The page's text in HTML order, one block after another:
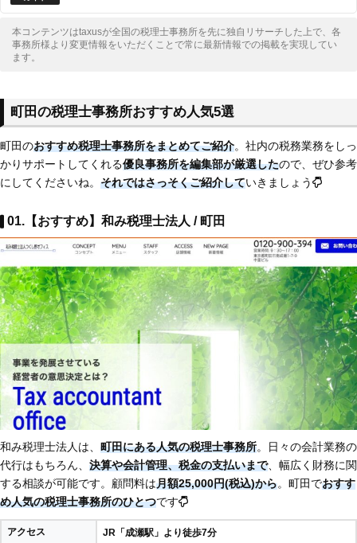
本コンテンツはtaxusが全国の税理士事務所を先に独自リサーチした上で、各
事務所様より変更情報をいただくことで常に最新情報での掲載を実現してい
ます。
町田の税理士事務所おすすめ人気5選
町田のおすすめ税理士事務所をまとめてご紹介。社内の税務業務をしっ
かりサポートしてくれる優良事務所を編集部が厳選したので、ぜひ参考
にしてくださいね。 それではさっそくご紹介していきましょう
01.【おすすめ】和み税理士法人 / 町田
和み税理士法人は、 町田にある人気の税理士事務所。日々の会計業務の
代行はもちろん、 決算や会計管理、税金の支払いまで、幅広く財務に関
する相談が可能です。顧問料は月額25,000円(税込)から。町田でおすす
め人気の税理士事務所のひとつです
アクセス JR「成瀬駅」より徒歩7分